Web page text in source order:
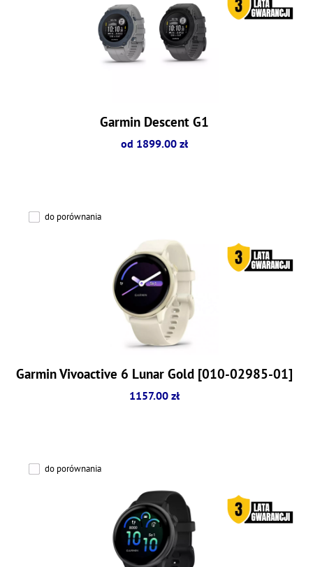
Garmin Descent G1
od 1899.00 zł
do porównania
Garmin Vivoactive 6 Lunar Gold [010-02985-01]
1157.00 zł
do porównania